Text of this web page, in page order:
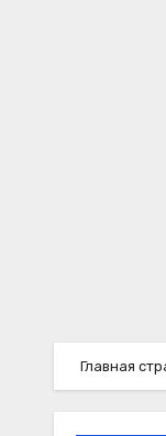
Главная